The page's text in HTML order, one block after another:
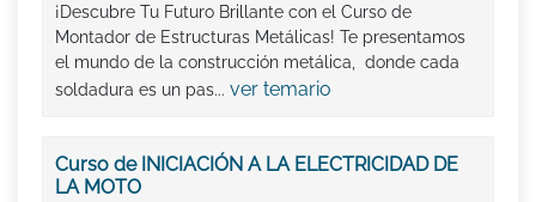
¡Descubre Tu Futuro Brillante con el Curso de
Montador de Estructuras Metálicas! Te presentamos
el mundo de la construcción metálica, donde cada
soldadura es un pas... ver temario
Curso de INICIACIÓN A LA ELECTRICIDAD DE
LA MOTO